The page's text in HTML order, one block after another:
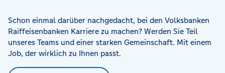
Schon einmal darüber nachgedacht, bei den Volksbanken
Raiffeisenbanken Karriere zu machen? Werden Sie Teil
unseres Teams und einer starken Gemeinschaft. Mit einem
Job, der wirklich zu Ihnen passt.